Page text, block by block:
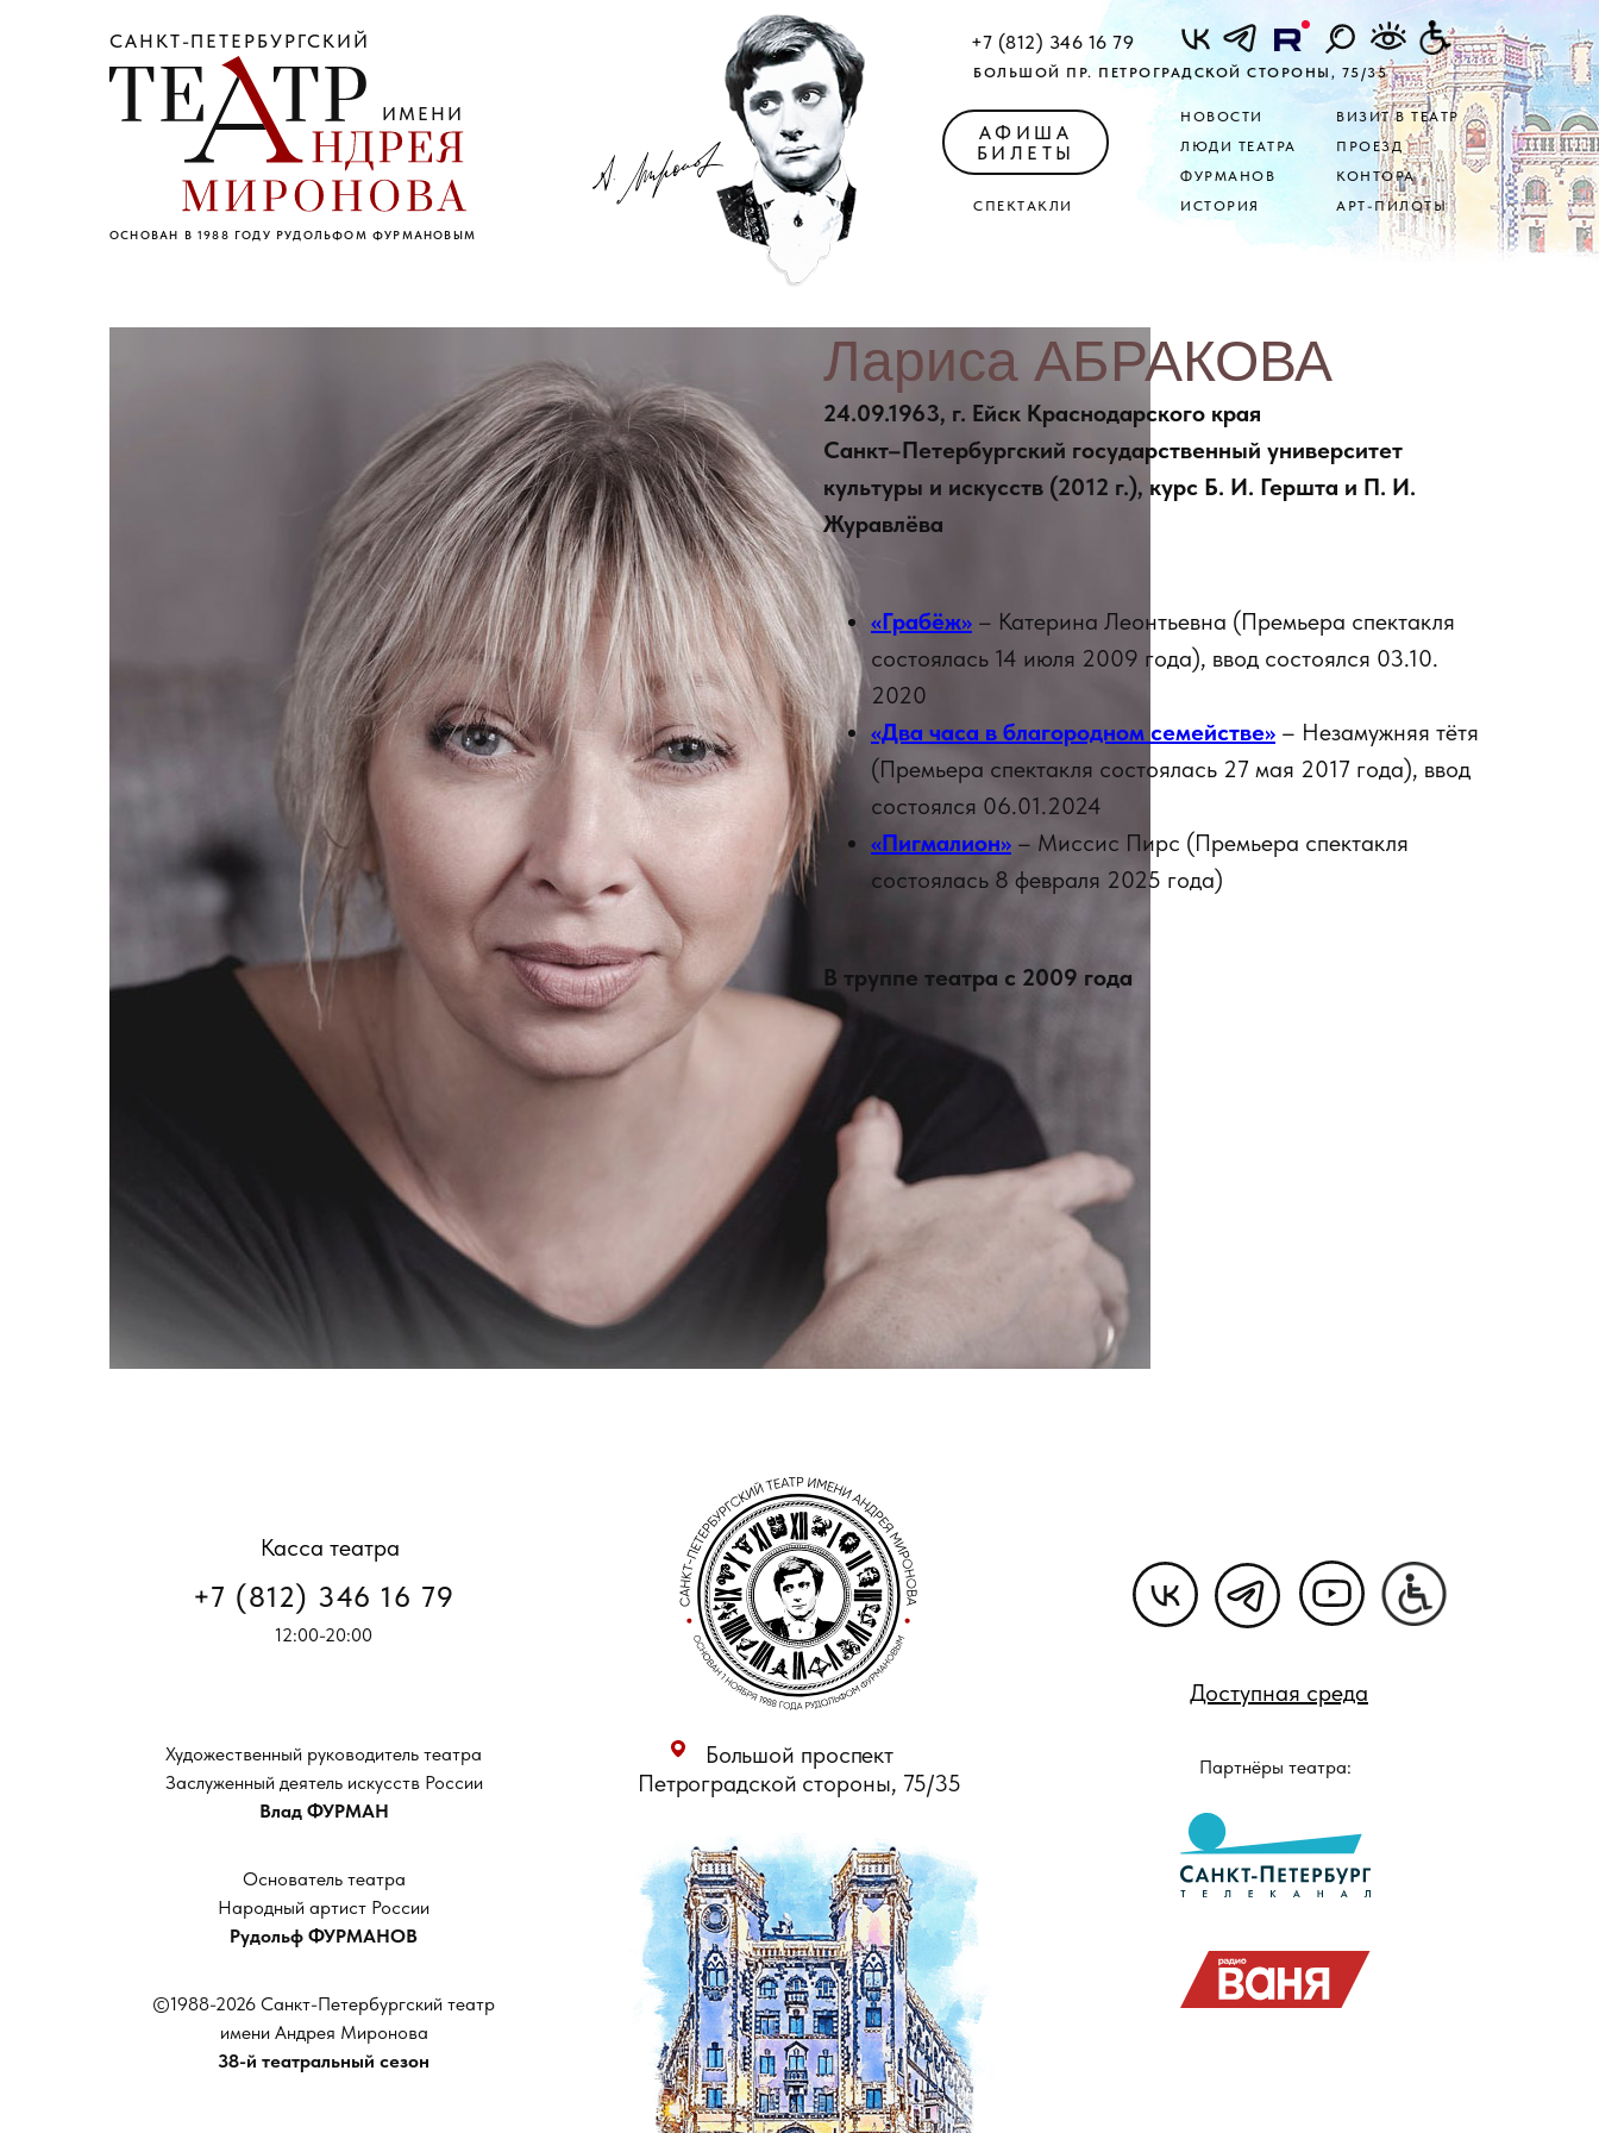
САНКТ-ПЕТЕРБУРГСКИЙ
ИМЕНИ
ОСНОВАН В 1988 ГОДУ РУДОЛЬФОМ ФУРМАНОВЫМ
+7 (812) 346 16 79
БОЛЬШОЙ ПР. ПЕТРОГРАДСКОЙ СТОРОНЫ, 75/35
АРТ-ПИЛОТЫ
КОНТОРА
ПРОЕЗД
ВИЗИТ В ТЕАТР
НОВОСТИ
ИСТОРИЯ
ФУРМАНОВ
ЛЮДИ ТЕАТРА
СПЕКТАКЛИ
АФИША
БИЛЕТЫ
Лариса АБРАКОВА
24.09.1963, г. Ейск Краснодарского края
Санкт–Петербургский государственный университет
культуры и искусств (2012 г.), курс Б. И. Гершта и П. И.
Журавлёва
«Грабёж» – Катерина Леонтьевна (Премьера спектакля
состоялась 14 июля 2009 года), ввод состоялся 03.10.
2020
«Два часа в благородном семействе» – Незамужняя тётя
(Премьера спектакля состоялась 27 мая 2017 года), ввод
состоялся 06.01.2024
«Пигмалион» – Миссис Пирс (Премьера спектакля
состоялась 8 февраля 2025 года)
В труппе театра с 2009 года
Художественный руководитель театра
Заслуженный деятель искусств России
Влад ФУРМАН
12:00-20:00
+7 (812) 346 16 79
©1988-2026 Санкт-Петербургский театр
имени Андрея Миронова
38-й театральный сезон
Основатель театра
Народный артист России
Рудольф ФУРМАНОВ
Большой проспект
Петроградской стороны, 75/35
Партнёры театра:
Касса театра
Доступная среда